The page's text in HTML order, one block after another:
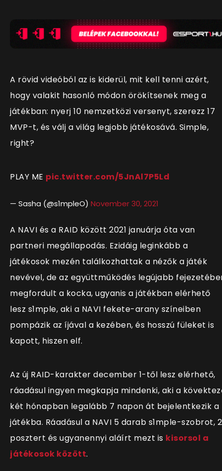
A rövid videóból az is kiderül, mit kell tenni azért,
hogy valakit hasonló módon örökítsenek meg a
játékban: nyerj 10 nemzetközi versenyt, szerezz 17
MVP-t, és válj a világ legjobb játékosává. Simple,
right?
PLAY ME pic.twitter.com/5JnAl7P5Ld
— Sasha (@s1mpleO) November 30, 2021
A NAVI és a RAID között 2021 januárja óta van
partneri megállapodás. Ezidáig leginkább a
játékosok mezén találkozhattak a nézők a játék
nevével, de az együttműködés legújabb
megfordult a kocka, ugyanis a játékban elérhető
lesz s1mple, aki a NAVI fekete-arany színeiben
pompázik az íjával a kezében, és hosszú füleket is
kapott, hiszen elf.
Az új RAID-karakter december 1-től lesz elérhető,
ráadásul ingyen megkapja mindenki, aki a
két hónapban legalább 7 napon át bejelentkezik a
játékba. Ráadásul a NAVI 5 darab s1mple-szobrot,
posztert és ugyanennyi aláírt mezt is kisorsol a
játékosok között.